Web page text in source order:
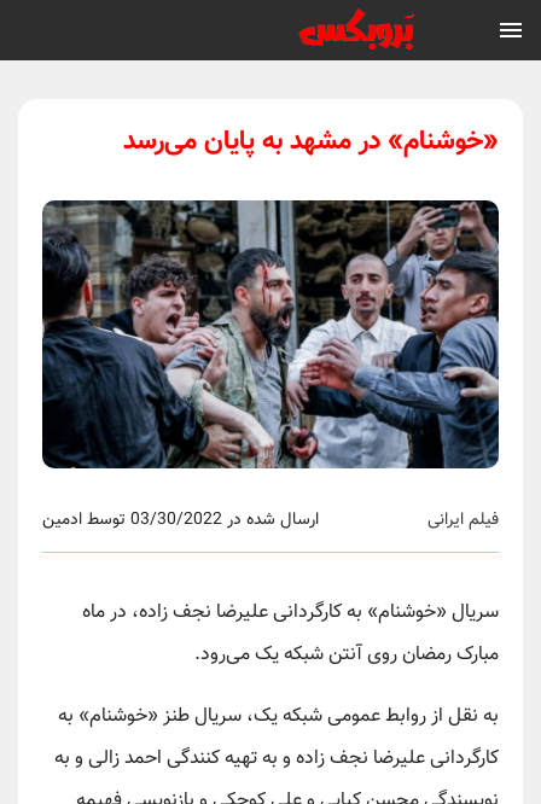
«خوشنام» در مشهد به پایان می‌رسد
ارسال شده در 03/30/2022 توسط ادمین فیلم ایرانی
سریال «خوشنام» به کارگردانی علیرضا نجف زاده، در ماه
مبارک رمضان روی آنتن شبکه یک می‌رود.
به نقل از روابط عمومی شبکه یک، سریال طنز «خوشنام» به
کارگردانی علیرضا نجف زاده و به تهیه کنندگی احمد زالی و به